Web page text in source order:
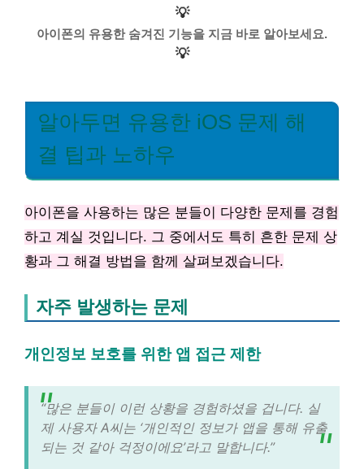
💡
아이폰의 유용한 숨겨진 기능을 지금 바로 알아보세요.
💡
알아두면 유용한 iOS 문제 해
결 팁과 노하우
아이폰을 사용하는 많은 분들이 다양한 문제를 경험
하고 계실 것입니다. 그 중에서도 특히 흔한 문제 상
황과 그 해결 방법을 함께 살펴보겠습니다.
자주 발생하는 문제
개인정보 보호를 위한 앱 접근 제한
“많은 분들이 이런 상황을 경험하셨을 겁니다. 실
제 사용자 A씨는 ‘개인적인 정보가 앱을 통해 유출
되는 것 같아 걱정이에요’라고 말합니다.”